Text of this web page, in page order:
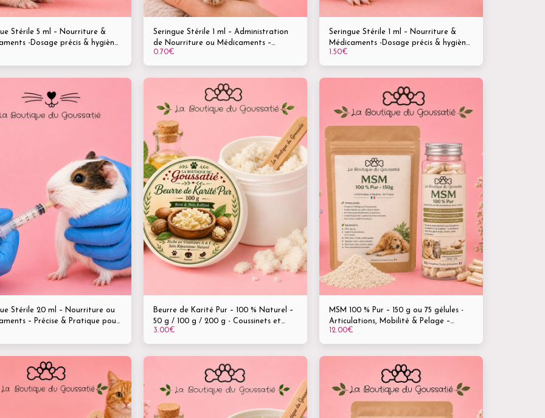
Stérile 5 ml – Nourriture &
-Dosage précis & hygiène
-Chiens, chats, rongeurs,
& volailles
Seringue Stérile 1 ml – Administration
de Nourriture ou Médicaments –
Accessoire indispensable pour le soin
des petits animaux
0.70€
Seringue Stérile 1 ml – Nourriture &
Médicaments -Dosage précis & hygiène
optimale -Chiens, chats, rongeurs,
oiseaux & volailles
1.50€
Stérile 20 ml – Nourriture ou
– Précise & Pratique pour
animaux
Beurre de Karité Pur – 100 % Naturel –
50 g / 100 g / 200 g - Coussinets et
museaux - Réparateur - Hydratation -
Peau & Pelage - Chiens, Chats,
Chevaux, NAC & Animaux de ferme
3.00€
MSM 100 % Pur – 150 g ou 75 gélules -
Articulations, Mobilité & Pelage –
Complément naturel pour chiens,
chevaux et furets – Disponible en
poudre ou en gélules
12.00€